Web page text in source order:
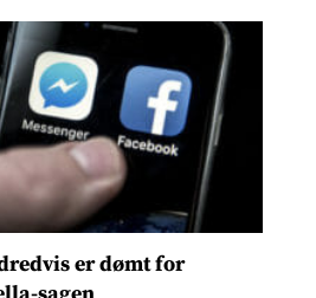
er dømt for